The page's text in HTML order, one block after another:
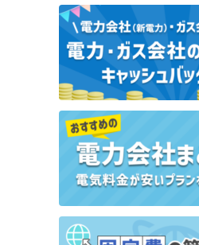
オクトパスエナジー
リットも解説
電気とガスをまとめ
すすめの会社を紹介
auでんきの評判・口